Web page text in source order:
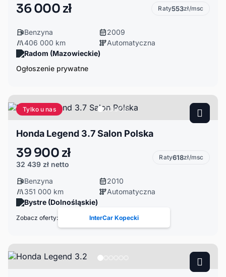
36 000 zł Raty553zł/msc
Benzyna
2009
406 000 km
Automatyczna
Radom (Mazowieckie)
Ogłoszenie prywatne
Tylko u nas
Honda Legend 3.7 Salon Polska
39 900 zł
32 439 zł netto
Raty618zł/msc
Benzyna
2010
351 000 km
Automatyczna
Bystre (Dolnośląskie)
Zobacz oferty: InterCar Kopecki